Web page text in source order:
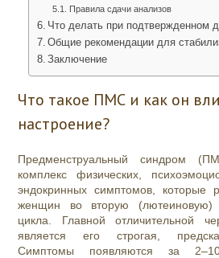
Правила сдачи анализов
Что делать при подтвержденном
Общие рекомендации для
Заключение
Что такое ПМС и как он
настроение?
Предменструальный синдром
комплекс физических,
эндокринных симптомов, которые
женщин во вторую (лютеиновую)
цикла. Главной отличительной
является его строгая,
Симптомы появляются за